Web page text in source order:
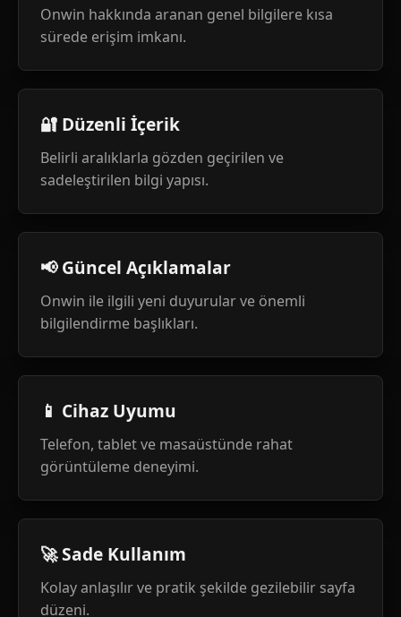
Onwin hakkında aranan genel bilgilere kısa
sürede erişim imkanı.
🔐 Düzenli İçerik
Belirli aralıklarla gözden geçirilen ve
sadeleştirilen bilgi yapısı.
📢 Güncel Açıklamalar
Onwin ile ilgili yeni duyurular ve önemli
bilgilendirme başlıkları.
📱 Cihaz Uyumu
Telefon, tablet ve masaüstünde rahat
görüntüleme deneyimi.
🚀 Sade Kullanım
Kolay anlaşılır ve pratik şekilde gezilebilir sayfa
düzeni.